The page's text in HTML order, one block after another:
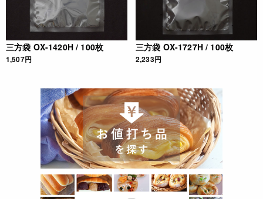
三方袋 OX-1420H / 100枚
1,507円
三方袋 OX-1727H / 100枚
2,233円